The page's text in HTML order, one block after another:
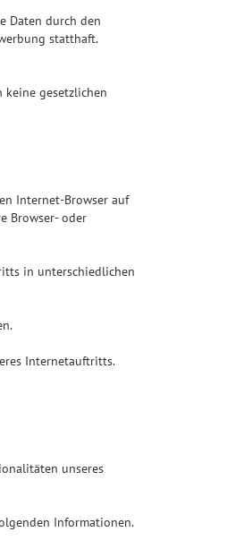
Daten durch den
statthaft.
gesetzlichen
Internet-Browser auf
Browser- oder
in unterschiedlichen
Internetauftritts.
unseres
Informationen.